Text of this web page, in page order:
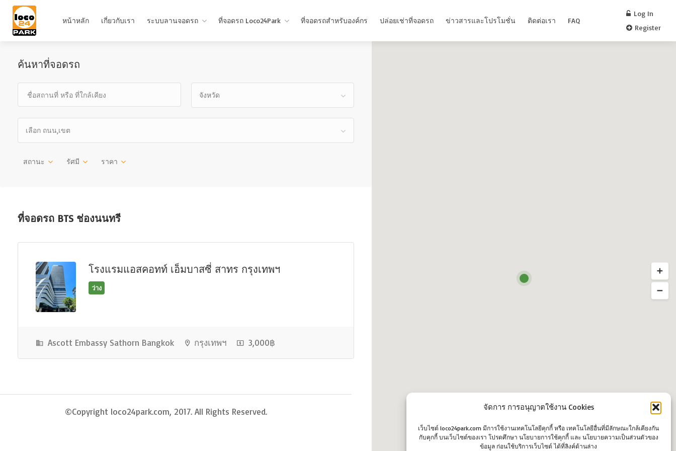
จัดการ การอนุญาตใช้งาน Cookies
เว็บไซต์ loco24park.com มีการใช้งานเทคโนโลยีคุกกี้ หรือ เทคโนโลยีอื่นที่มีลักษณะใกล้เคียงกัน
กับคุกกี้ บนเว็บไซต์ของเรา โปรดศึกษา นโยบายการใช้คุกกี้ และ นโยบายความเป็นส่วนตัวของ
ข้อมูล ก่อนใช้บริการเว็บไซต์ ได้ที่ลิงค์ด้านล่าง
หน้าหลัก เกี่ยวกับเรา ระบบลานจอดรถ ที่จอดรถ Loco24Park ที่จอดรถสำหรับองค์กร ปล่อยเช่าที่จอดรถ ข่าวสารและโปรโมชั่น ติดต่อเรา FAQ
Log In
Register
ค้นหาที่จอดรถ
จังหวัด
เลือก ถนน,เขต
สถานะ รัศมี ราคา
ที่จอดรถ BTS ช่องนนทรี
โรงแรมแอสคอทท์ เอ็มบาสซี่ สาทร กรุงเทพฯ
ว่าง
Ascott Embassy Sathorn Bangkok กรุงเทพฯ 3,000฿
©Copyright loco24park.com, 2017. All Rights Reserved.